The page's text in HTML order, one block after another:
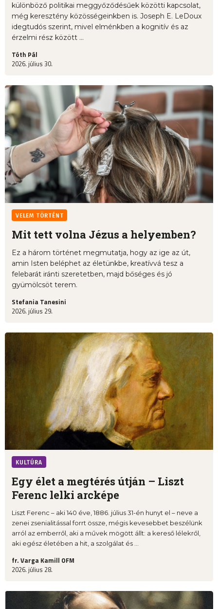
különböző politikai meggyőződésűek közötti kapcsolat,
még keresztény közösségeinkben is. Joseph E. LeDoux
idegtudós szerint, mivel elménkben a kognitív és az
érzelmi rész között ...
Tóth Pál
2026. július 30.
VELEM TÖRTÉNT
Mit tett volna Jézus a helyemben?
Ez a három történet megmutatja, hogy az ige az út,
amin Isten beléphet az életünkbe, kreatívvá tesz a
felebarát iránti szeretetben, majd bőséges és jó
gyümölcsöt terem.
Stefania Tanesini
2026. július 29.
KULTÚRA
Egy élet a megtérés útján – Liszt
Ferenc lelki arcképe
Liszt Ferenc – aki 140 éve, 1886. július 31-én hunyt el – neve a
zenei zsenialitással forrt össze, mégis kevesebbet beszélünk
arról az emberről, aki a művek mögött állt: a kereső lélekről,
aki egész életében a hit, a szolgálat és ...
fr. Varga Kamill OFM
2026. július 28.